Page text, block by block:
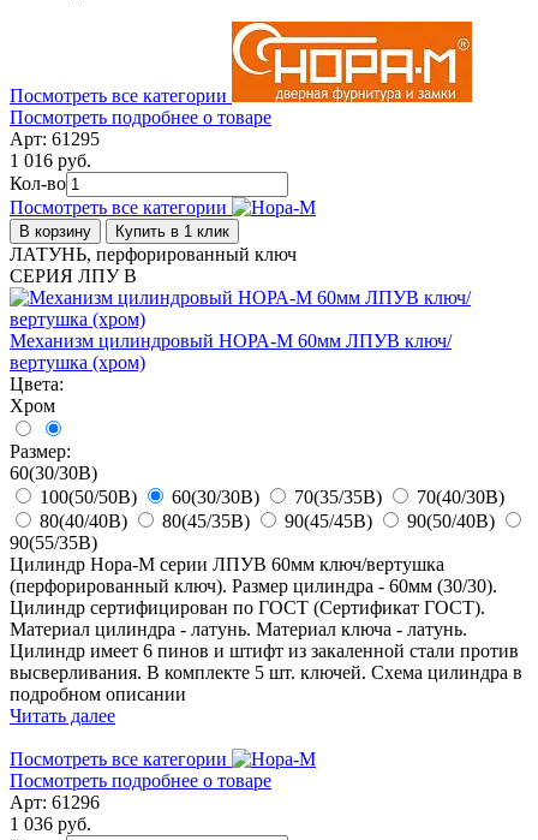
Посмотреть все категории
Посмотреть подробнее о товаре
Арт: 61295
1 016 руб.
Кол-во
Посмотреть все категории
В корзину Купить в 1 клик
ЛАТУНЬ, перфорированный ключ
СЕРИЯ ЛПУ В
Механизм цилиндровый НОРА-М 60мм ЛПУВ ключ/
вертушка (хром)
Цвета:
Хром
Размер:
60(30/30В)
100(50/50В)
60(30/30В) 70(35/35В)
70(40/30В)
80(40/40В)
80(45/35В) 90(45/45В)
90(50/40В)
90(55/35В)
Цилиндр Нора-М серии ЛПУВ 60мм ключ/вертушка
(перфорированный ключ). Размер цилиндра - 60мм (30/30).
Цилиндр сертифицирован по ГОСТ (Сертификат ГОСТ).
Материал цилиндра - латунь. Материал ключа - латунь.
Цилиндр имеет 6 пинов и штифт из закаленной стали против
высверливания. В комплекте 5 шт. ключей. Схема цилиндра в
подробном описании
Читать далее
Посмотреть все категории
Посмотреть подробнее о товаре
Арт: 61296
1 036 руб.